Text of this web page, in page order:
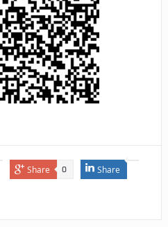
Share 0 Share